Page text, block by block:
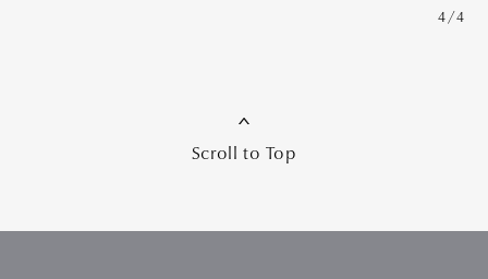
4/4
Scroll to Top